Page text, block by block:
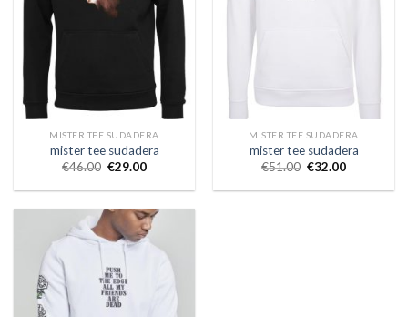
MISTER TEE SUDADERA
mister tee sudadera
€46.00 €29.00
MISTER TEE SUDADERA
mister tee sudadera
€51.00 €32.00